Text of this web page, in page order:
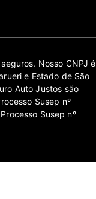
Nosso CNPJ é
e Estado de São
Auto Justos são
Susep nº
Susep nº